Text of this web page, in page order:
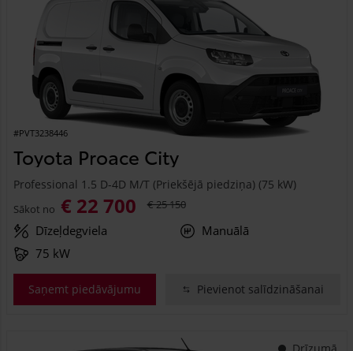
#PVT3238446
Toyota Proace City
Professional 1.5 D-4D M/T (Priekšējā piedziņa) (75 kW)
Sākot no € 22 700 € 25 150
Dīzeļdegviela
Manuālā
75 kW
Saņemt piedāvājumu Pievienot salīdzināšanai